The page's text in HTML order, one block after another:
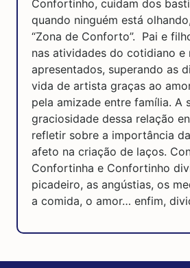
Confortinho, cuidam dos
quando ninguém está
“Zona de Conforto”. Pai e
nas atividades do cotidiano e
apresentados, superando as
vida de artista graças ao
pela amizade entre família. A
graciosidade dessa relação
refletir sobre a importância
afeto na criação de laços.
Confortinha e Confortinho
picadeiro, as angústias, os
a comida, o amor… enfim,